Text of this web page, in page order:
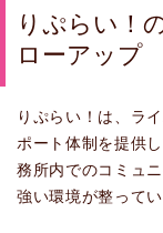
りぷらい！
ローアップ
りぷらい！は、ラ
ポート体制を提供
務所内でのコミュ
強い環境が整ってい